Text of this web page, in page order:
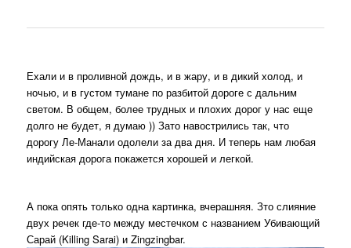
Ехали и в проливной дождь, и в жару, и в дикий холод, и
ночью, и в густом тумане по разбитой дороге с дальним
светом. В общем, более трудных и плохих дорог у нас еще
долго не будет, я думаю )) Зато навострились так, что
дорогу Ле-Манали одолели за два дня. И теперь нам любая
индийская дорога покажется хорошей и легкой.
А пока опять только одна картинка, вчерашняя. Зто слияние
двух речек где-то между местечком с названием Убивающий
Сарай (Killing Sarai) и Zingzingbar.